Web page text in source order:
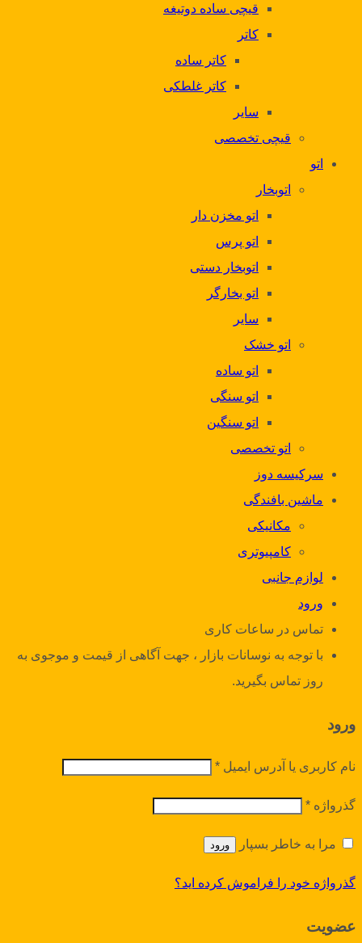
قیچی ساده دوتیغه
کاتر
کاتر ساده
کاتر غلطکی
سایر
قیچی تخصصی
اتو
اتوبخار
اتو مخزن دار
اتو پرس
اتوبخار دستی
اتو بخارگر
سایر
اتو خشک
اتو ساده
اتو سنگی
اتو سنگین
اتو تخصصی
سرکیسه دوز
ماشین بافندگی
مکانیکی
کامپیوتری
لوازم جانبی
ورود
تماس در ساعات کاری
با توجه به نوسانات بازار ، جهت آگاهی از قیمت و موجوی به
روز تماس بگیرید.
ورود
نام کاربری یا آدرس ایمیل *
گذرواژه *
مرا به خاطر بسپار ورود
گذرواژه خود را فراموش کرده اید؟
عضویت